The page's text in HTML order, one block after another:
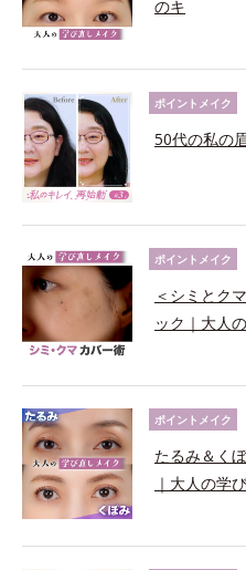
のキ
ポイントメイク
50代の私の
ポイントメイク
＜シミとク
ック｜大人
ポイントメイク
たるみ＆く
｜大人の学